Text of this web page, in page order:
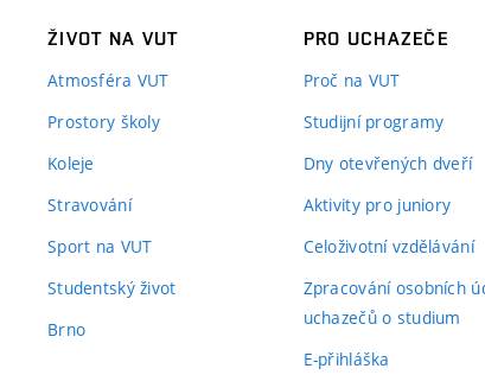
ŽIVOT NA VUT
Atmosféra VUT
Prostory školy
Koleje
Stravování
Sport na VUT
Studentský život
Brno
PRO UCHAZEČE
Proč na VUT
Studijní programy
Dny otevřených dveří
Aktivity pro juniory
Celoživotní vzdělávání
Zpracování osobních
uchazečů o studium
E-přihláška